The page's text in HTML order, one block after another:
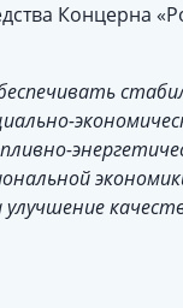
Концерна